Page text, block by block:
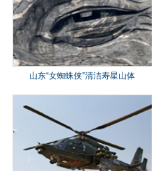
山东“女蜘蛛侠”清洁寿星山体